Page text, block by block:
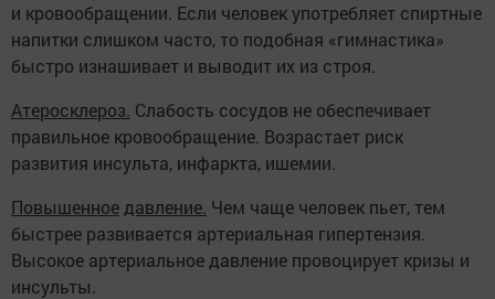
и кровообращении. Если человек употребляет спиртные
напитки слишком часто, то подобная «гимнастика»
быстро изнашивает и выводит их из строя.
Атеросклероз. Слабость сосудов не обеспечивает
правильное кровообращение. Возрастает риск
развития инсульта, инфаркта, ишемии.
Повышенное давление. Чем чаще человек пьет, тем
быстрее развивается артериальная гипертензия.
Высокое артериальное давление провоцирует кризы и
инсульты.